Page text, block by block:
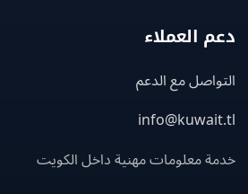
العملاء
مع الدعم
معلومات مهنية داخل الكويت